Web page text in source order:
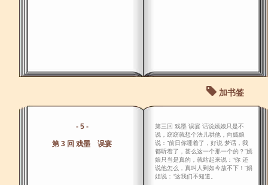
加书签
- 5 -
第 3 回 戏墨 误宴
第三回 戏墨 误宴 话说嫣娘只是不
说，窈窈就想个法儿哄他，向嫣娘
说：“前日你睡着了，好说 梦话，我
都听着了，甚么这一个那一个的？”嫣
娘只当是真的，就站起来说：“你 还
说他怎么，真叫人到如今放不下！”娟
姐说：“这我们不知道。